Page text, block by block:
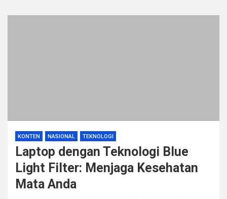
KONTEN NASIONAL TEKNOLOGI
Laptop dengan Teknologi Blue
Light Filter: Menjaga Kesehatan
Mata Anda